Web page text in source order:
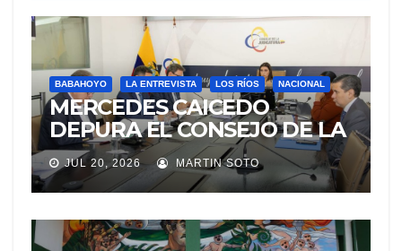
BABAHOYO LA ENTREVISTA LOS RÍOS NACIONAL
MERCEDES CAICEDO
DEPURA EL CONSEJO DE LA
JUDICATURA
JUL 20, 2026 MARTIN SOTO